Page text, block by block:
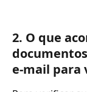
2. O que
e-mail para